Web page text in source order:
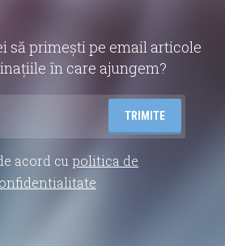
să primești pe email articole
în care ajungem?
acord cu politica de